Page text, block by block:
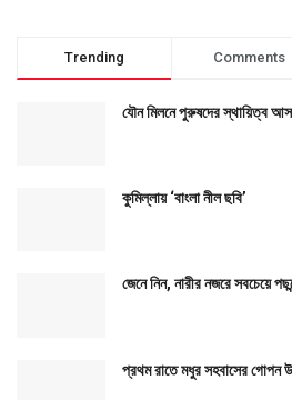
Trending Comments
যৌন মিলনে পুরুষদের স্থায়িত্ব
কুমিল্লায় ‘বাংলা নীল ছবি’
জেনে নিন, নারীর নজরে সবচেয়ে
প্রথম রাতে মধুর সহবাসের গোপন